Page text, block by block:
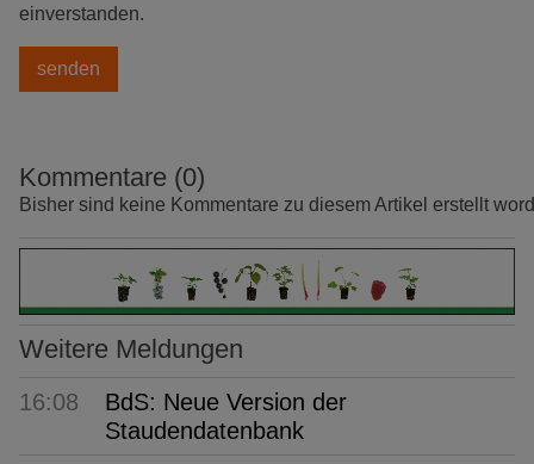
einverstanden.
Kommentare (0)
Bisher sind keine Kommentare zu diesem Artikel erstellt
Weitere Meldungen
16:08
BdS: Neue Version der
Staudendatenbank